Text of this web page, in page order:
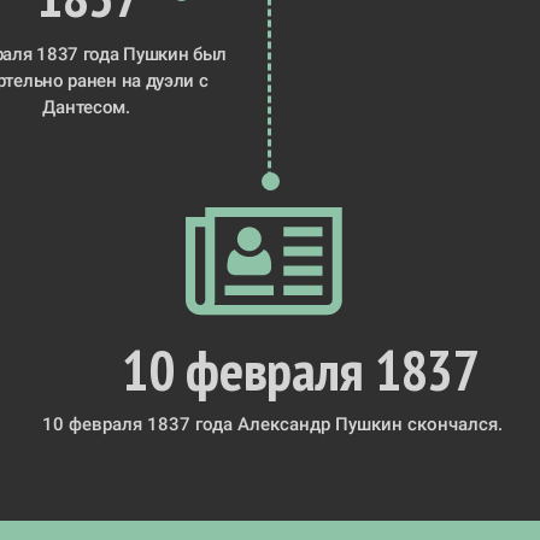
1837 года Пушкин был
ранен на дуэли с
Дантесом.
10 февраля 1837
10 февраля 1837 года Александр Пушкин скончался.